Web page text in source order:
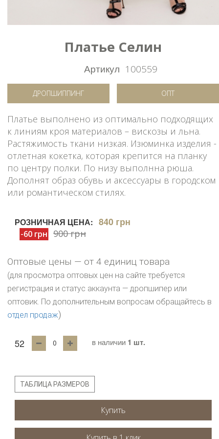
Платье Селин
Артикул 100559
ДРОПШИППИНГ ОПТ
Платье выполнено из оптимально подходящих
к линиям кроя материалов – вискозы и льна.
Растяжимость ткани низкая. Изюминка изделия -
отлетная кокетка, которая крепится на планку
по центру полки. По низу выполнна рюша.
Дополнят образ обувь и аксессуары в городском
или романтическом стилях.
РОЗНИЧНАЯ ЦЕНА: 840 грн
-60 грн 900 грн
Оптовые цены — от 4 единиц товара
(для просмотра оптовых цен на сайте требуется
регистрация и статус аккаунта — дропшипер или
оптовик. По дополнительным вопросам обращайтесь в
отдел продаж)
52 в наличии 1 шт.
ТАБЛИЦА РАЗМЕРОВ
Купить